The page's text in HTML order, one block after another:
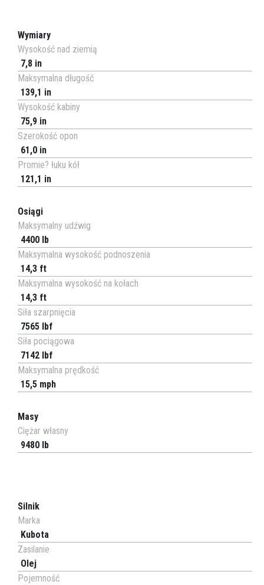
Wymiary
Wysokość nad ziemią
7,8 in
Maksymalna długość
139,1 in
Wysokość kabiny
75,9 in
Szerokość opon
61,0 in
Promie? łuku kół
121,1 in
Osiągi
Maksymalny udźwig
4400 lb
Maksymalna wysokość podnoszenia
14,3 ft
Maksymalna wysokość na kołach
14,3 ft
Siła szarpnięcia
7565 lbf
Siła pociągowa
7142 lbf
Maksymalna prędkość
15,5 mph
Masy
Ciężar własny
9480 lb
Silnik
Marka
Kubota
Zasilanie
Olej
Pojemność